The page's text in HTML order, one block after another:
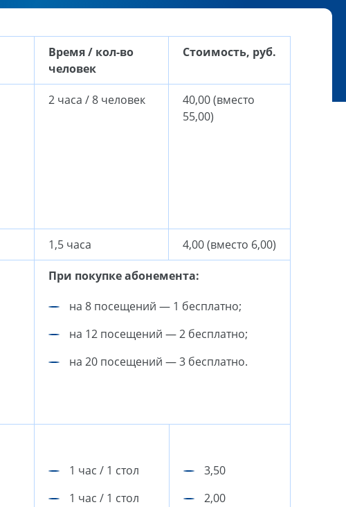
Время / кол-во
человек
Стоимость, руб.
2 часа / 8 человек
40,00 (вместо
55,00)
1,5 часа 4,00 (вместо 6,00)
При покупке абонемента:
на 8 посещений — 1 бесплатно;
на 12 посещений — 2 бесплатно;
на 20 посещений — 3 бесплатно.
1 час / 1 стол
1 час / 1 стол
3,50
2,00